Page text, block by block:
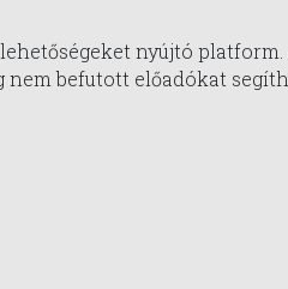
nyújtó
befutott előadókat